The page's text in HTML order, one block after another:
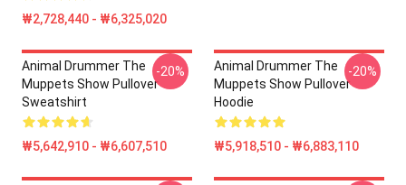
₩2,728,440 - ₩6,325,020
Animal Drummer The
Muppets Show Pullover
Sweatshirt
₩5,642,910 - ₩6,607,510
-20%
Animal Drummer The
Muppets Show Pullover
Hoodie
₩5,918,510 - ₩6,883,110
-20%